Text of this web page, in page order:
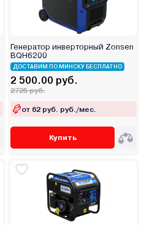
Генератор инверторный Zonsen
BQH6200
ДОСТАВИМ ПО МИНСКУ БЕСПЛАТНО
2 500.00 руб.
2725 руб.
от 62 руб. руб./мес.
Купить